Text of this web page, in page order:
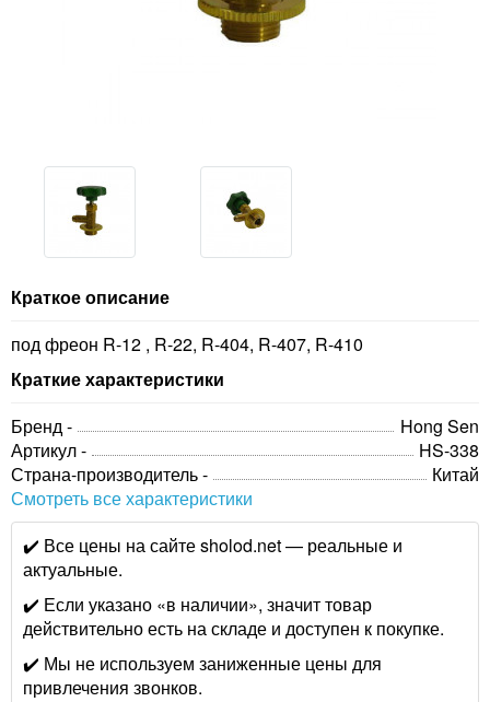
Краткое описание
под фреон R-12 , R-22, R-404, R-407, R-410
Краткие характеристики
Бренд -
Hong Sen
Артикул -
HS-338
Страна-производитель -
Китай
Смотреть все характеристики
✔️ Все цены на сайте sholod.net — реальные и
актуальные.
✔️ Если указано «в наличии», значит товар
действительно есть на складе и доступен к покупке.
✔️ Мы не используем заниженные цены для
привлечения звонков.